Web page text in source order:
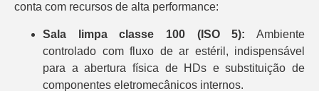
conta com recursos de alta performance:
Sala limpa classe 100 (ISO 5): Ambiente
controlado com fluxo de ar estéril, indispensável
para a abertura física de HDs e substituição de
componentes eletromecânicos internos.